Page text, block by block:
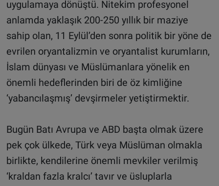
uygulamaya dönüştü. Nitekim profesyonel
anlamda yaklaşık 200-250 yıllık bir maziye
sahip olan, 11 Eylül’den sonra politik bir yöne de
evrilen oryantalizmin ve oryantalist kurumların,
İslam dünyası ve Müslümanlara yönelik en
önemli hedeflerinden biri de öz kimliğine
‘yabancılaşmış’ devşirmeler yetiştirmektir.
Bugün Batı Avrupa ve ABD başta olmak üzere
pek çok ülkede, Türk veya Müslüman olmakla
birlikte, kendilerine önemli mevkiler verilmiş
‘kraldan fazla kralcı’ tavır ve üsluplarla